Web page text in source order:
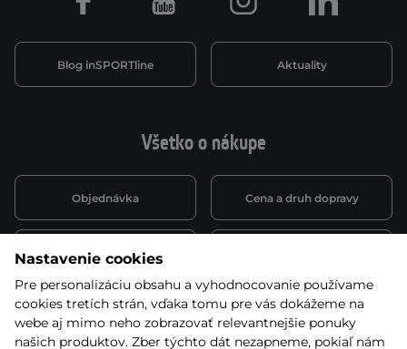
Všetko o nákupe
Objednávka Cena a druh dopravy
Spôsob platby
Montáž a servis Reklamácie a záruka
Blog inSPORTline Aktuality
Facebook Youtube Instagram LinkedIn
Nastavenie cookies
Pre personalizáciu obsahu a vyhodnocovanie používame
cookies tretích strán, vďaka tomu pre vás dokážeme na
webe aj mimo neho zobrazovať relevantnejšie ponuky
našich produktov. Zber týchto dát nezapneme, pokiaľ nám